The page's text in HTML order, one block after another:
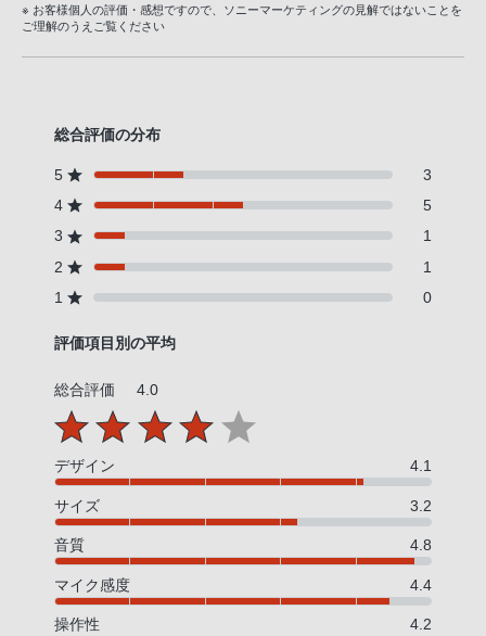
※ お客様個人の評価・感想ですので、ソニーマーケティングの見解ではないことを
ご理解のうえご覧ください
総合評価の分布
5
3
4
5
3
1
2
1
1
0
評価項目別の平均
総合評価 4.0
デザイン 4.1
サイズ 3.2
音質 4.8
マイク感度 4.4
操作性 4.2